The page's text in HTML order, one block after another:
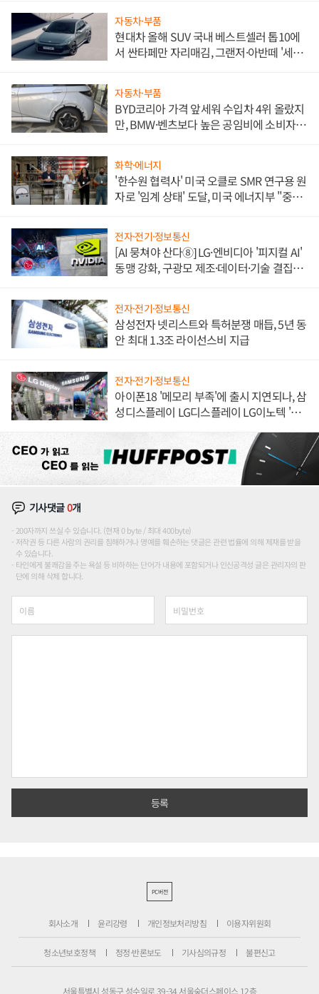
자동차·부품
현대차 올해 SUV 국내 베스트셀러 톱10에
서 싼타페만 자리매김, 그랜저·아반떼 '세단
자동차·부품
BYD코리아 가격 앞세워 수입차 4위 올랐지
만, BMW·벤츠보다 높은 공임비에 소비자
화학·에너지
'한수원 협력사' 미국 오클로 SMR 연구용 원
자로 '임계 상태' 도달, 미국 에너지부 "중요
전자·전기·정보통신
[AI 뭉쳐야 산다⑧] LG·엔비디아 '피지컬 AI'
동맹 강화, 구광모 제조·데이터·기술 결집
전자·전기·정보통신
삼성전자 넷리스트와 특허분쟁 매듭, 5년 동
안 최대 1.3조 라이선스비 지급
전자·전기·정보통신
아이폰18 '메모리 부족'에 출시 지연되나, 삼
성디스플레이 LG디스플레이 LG이노텍 '탈
기사댓글0개
200자까지 쓰실 수 있습니다. (현재 0 byte / 최대 400byte)
저작권 등 다른 사람의 권리를 침해하거나 명예를 훼손하는 댓글은 관련 법률에 의해 제재를 받을
수 있습니다.
타인에게 불쾌감을 주는 욕설 등 비하하는 단어가 내용에 포함되거나 인신공격성 글은 관리자의 판
단에 의해 삭제 합니다.
PC버전
회사소개 윤리강령 개인정보처리방침 이용자위원회
청소년보호정책 정정·반론보도 기사심의규정 불편신고
서울특별시 성동구 성수일로 39-34 서울숲더스페이스 12층